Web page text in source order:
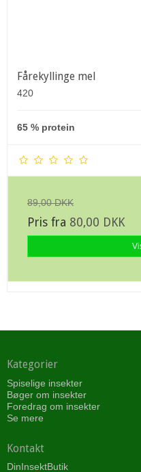
Fårekyllinge mel
420
65 % protein
89,00 DKK
Pris fra 80,00 DKK
Kategorier
Spiselige insekter
Bøger om insekter
Foredrag om insekter
Se mere
Kontakt
DinInsektButik